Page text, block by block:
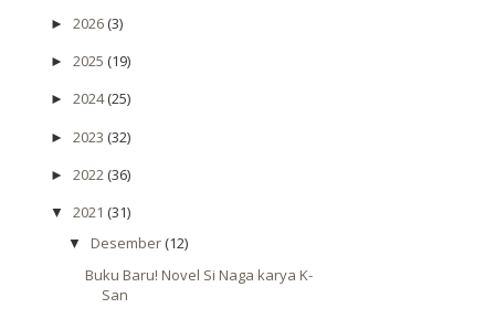
► 2026(3)
► 2025 (19)
► 2024(25)
► 2023 (32)
► 2022(36)
▼ 2021 (31)
▼ Desember(12)
Buku Baru! Novel Si Naga karya K-
San